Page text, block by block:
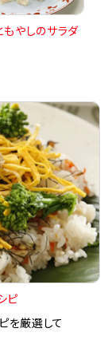
もやしのサラダ
ピ
を厳選して